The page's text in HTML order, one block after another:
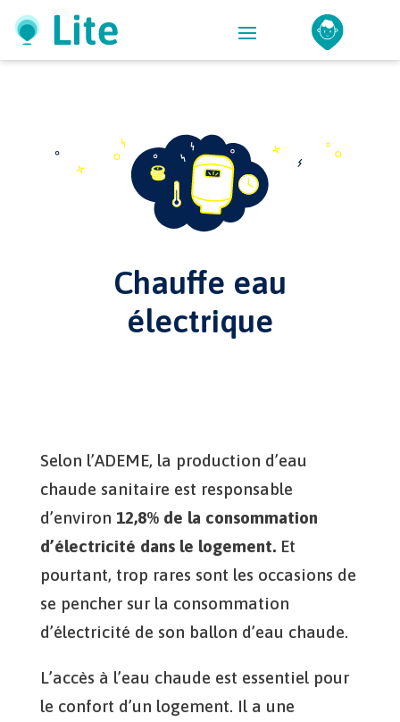
Chauffe eau
électrique
Selon l’ADEME, la production d’eau
chaude sanitaire est responsable
d’environ 12,8% de la consommation
d’électricité dans le logement.Et
pourtant, trop rares sont les occasions de
se pencher sur la consommation
d’électricité de son ballon d’eau chaude.
L’accès à l’eau chaude est essentiel pour
le confort d’un logement. Il a une